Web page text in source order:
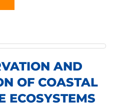
AND
OF COASTAL
ECOSYSTEMS